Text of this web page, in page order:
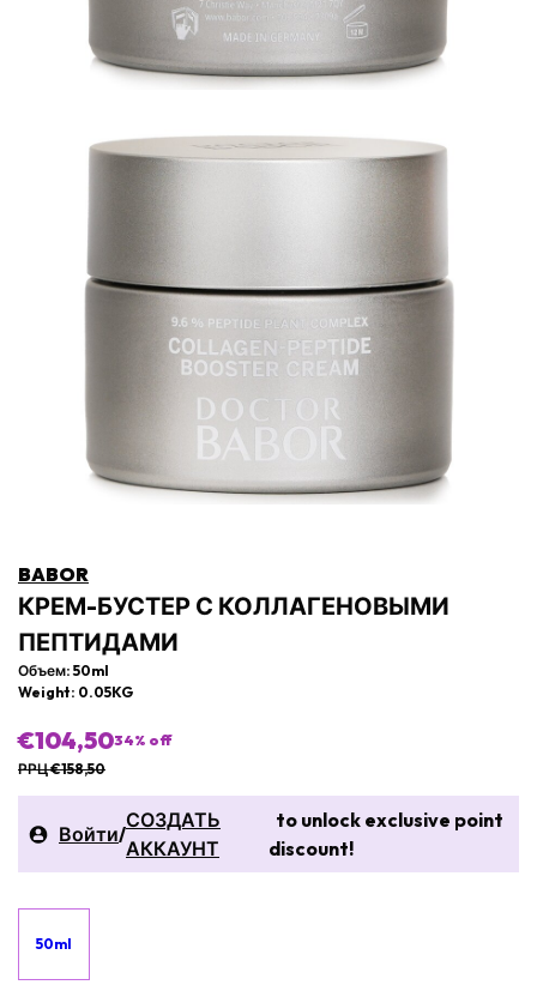
BABOR
КРЕМ-БУСТЕР С КОЛЛАГЕНОВЫМИ
ПЕПТИДАМИ
Объем: 50ml
Weight: 0.05KG
€104,5034% off
РРЦ €158,50
Войти/
СОЗДАТЬ
АККАУНТ
to unlock exclusive point
discount!
50ml